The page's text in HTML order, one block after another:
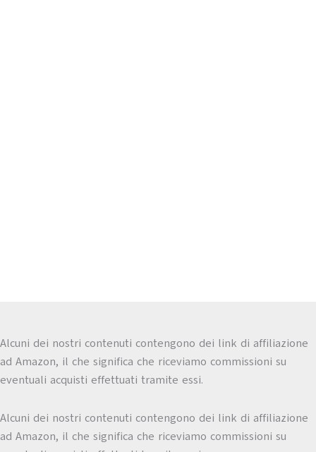
Alcuni dei nostri contenuti contengono dei link di affiliazione
ad Amazon, il che significa che riceviamo commissioni su
eventuali acquisti effettuati tramite essi.
Alcuni dei nostri contenuti contengono dei link di affiliazione
ad Amazon, il che significa che riceviamo commissioni su